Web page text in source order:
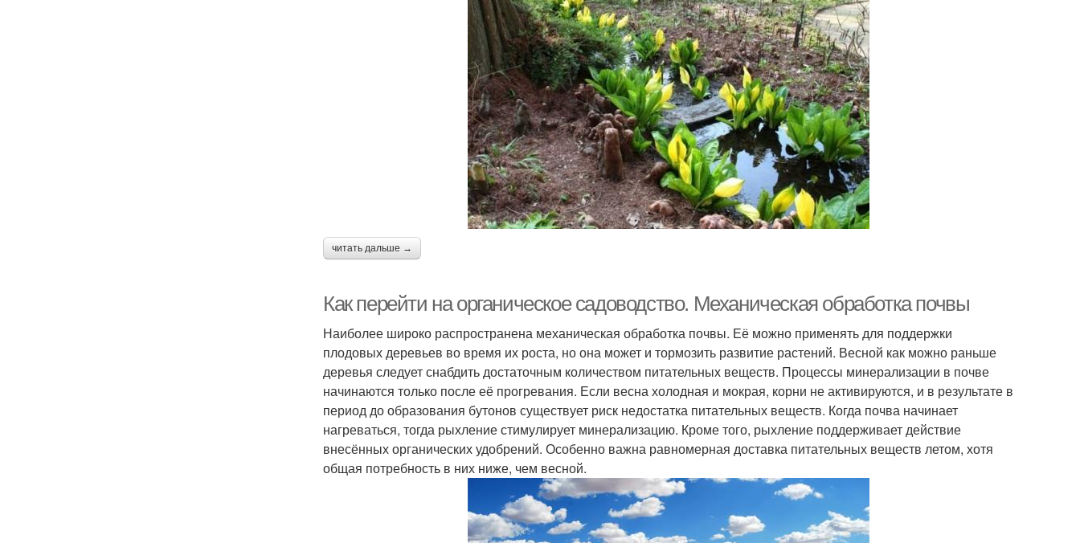
читать дальше →
Как перейти на органическое садоводство. Механическая обработка почвы
Наиболее широко распространена механическая обработка почвы. Её можно применять для поддержки
плодовых деревьев во время их роста, но она может и тормозить развитие растений. Весной как можно раньше
деревья следует снабдить достаточным количеством питательных веществ. Процессы минерализации в почве
начинаются только после её прогревания. Если весна холодная и мокрая, корни не активируются, и в результате в
период до образования бутонов существует риск недостатка питательных веществ. Когда почва начинает
нагреваться, тогда рыхление стимулирует минерализацию. Кроме того, рыхление поддерживает действие
внесённых органических удобрений. Особенно важна равномерная доставка питательных веществ летом, хотя
общая потребность в них ниже, чем весной.